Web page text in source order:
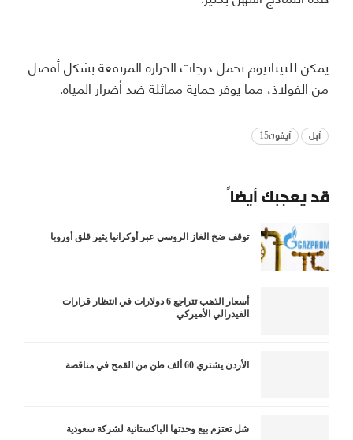
يمكن للتيتانيوم تحمل درجات الحرارة المرتفعة بشكل أفضل
من الفولاذ، مما يوفر حماية مماثلة ضد أضرار المياه.
آبل آيفون15
قد يعجبك أيضاً
توقف ضخ الغاز الروسي عبر أوكرانيا يثير قلق أوروبا
أسعار الذهب تتراجع 6 دولارات في انتظار قرارات
الفيدرالي الأميركي
الأردن يشتري 60 ألف طن من القمح في مناقصة
شل تعتزم بيع وحدتها الباكستانية لشركة سعودية